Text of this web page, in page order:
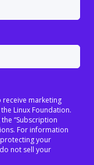
receive marketing
Linux Foundation.
“Subscription
For information
your
not sell your